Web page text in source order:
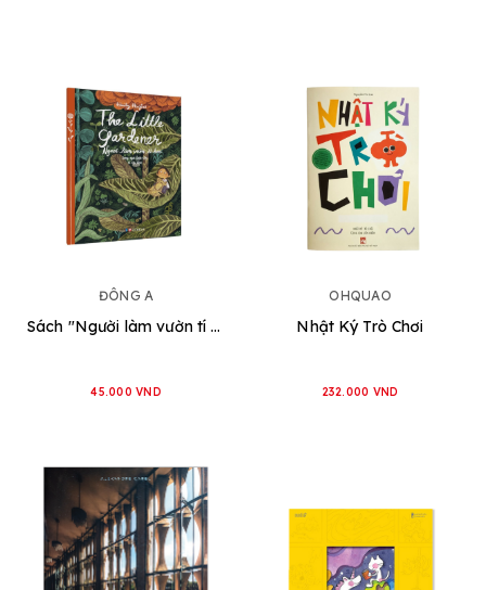
ĐÔNG A
Sách "Người làm vườn tí hon" (Song ngữ Anh - Việt)
45.000 VND
OHQUAO
Nhật Ký Trò Chơi
232.000 VND